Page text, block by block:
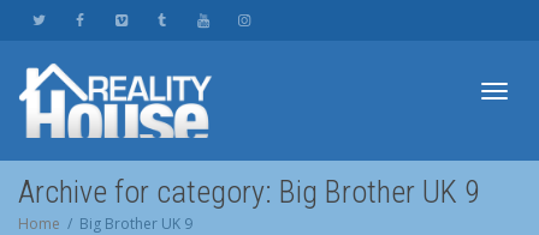
Archive for category: Big Brother UK 9
Home Big Brother UK 9